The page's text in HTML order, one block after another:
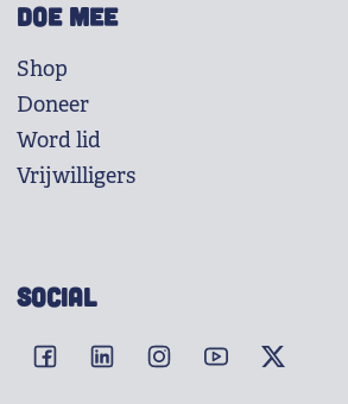
DOE MEE
Shop
Doneer
Word lid
Vrijwilligers
SOCIAL